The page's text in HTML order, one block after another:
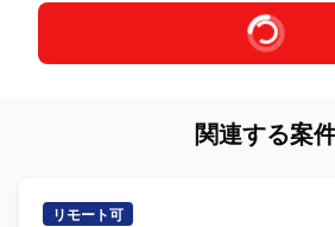
関連する案
リモート可